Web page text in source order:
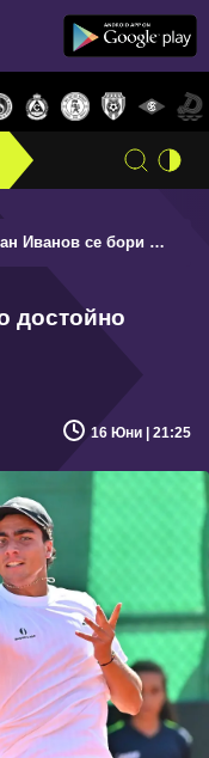
се бори много достойно срещу номер 153
достойно
16 Юни | 21:25